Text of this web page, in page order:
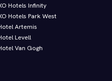
Hotels Infinity
Hotels Park West
Artemis
Levell
Van Gogh